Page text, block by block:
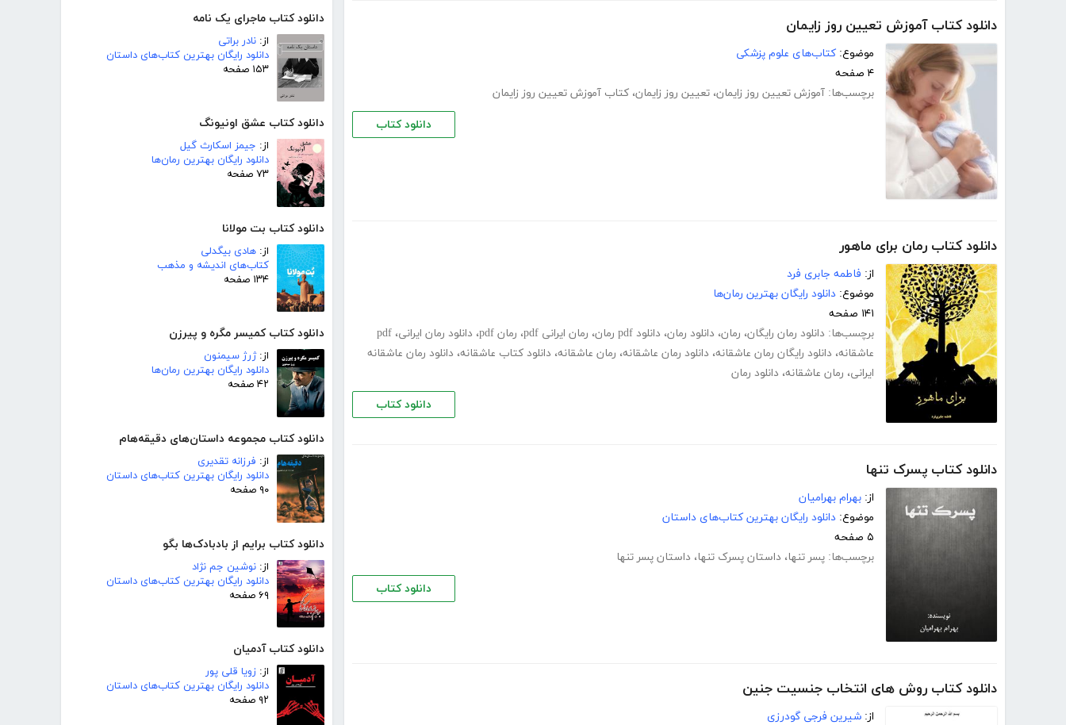
دانلود کتاب ماجرای یک نامه
از: نادر براتی
دانلود رایگان بهترین کتاب‌های داستان
۱۵۳ صفحه
دانلود کتاب عشق اونیونگ
از: جیمز اسکارث گیل
دانلود رایگان بهترین رمان‌ها
۷۳ صفحه
دانلود کتاب بت مولانا
از: هادی بیگدلی
کتاب‌های اندیشه و مذهب
۱۳۴ صفحه
دانلود کتاب کمیسر مگره و پیرزن
از:ژرژ سیمنون
دانلود رایگان بهترین رمان‌ها
۴۲ صفحه
دانلود کتاب مجموعه داستان‌های دقیقه‌هام
از: فرزانه تقدیری
دانلود رایگان بهترین کتاب‌های داستان
۹۰ صفحه
دانلود کتاب برایم از بادبادک‌ها بگو
از: نوشین جم نژاد
دانلود رایگان بهترین کتاب‌های داستان
۶۹ صفحه
دانلود کتاب آدمیان
از: زویا قلی پور
دانلود رایگان بهترین کتاب‌های داستان
۹۲ صفحه
دانلود کتاب آموزش تعیین روز زایمان
موضوع: کتاب‌های علوم پزشکی
۴ صفحه
برچسب‌ها: آموزش تعیین روز زایمان، تعیین روز زایمان، کتاب آموزش تعیین روز زایمان
دانلود کتاب
دانلود کتاب رمان برای ماهور
از: فاطمه جابری فرد
موضوع: دانلود رایگان بهترین رمان‌ها
۱۴۱ صفحه
برچسب‌ها: دانلود رمان رایگان، رمان، دانلود رمان، دانلود pdf رمان ، رمان ایرانی pdf ، رمان pdf ، دانلود رمان ایرانی، pdf
عاشقانه، دانلود رایگان رمان عاشقانه، دانلود رمان عاشقانه، رمان عاشقانه، دانلود کتاب عاشقانه، دانلود رمان عاشقانه
ایرانی، رمان عاشقانه، دانلود رمان
دانلود کتاب
دانلود کتاب پسرک تنها
از: بهرام بهرامیان
موضوع: دانلود رایگان بهترین کتاب‌های داستان
۵ صفحه
برچسب‌ها: پسر تنها، داستان پسرک تنها، داستان پسر تنها
دانلود کتاب
دانلود کتاب روش های انتخاب جنسیت جنین
از: شیرین فرجی گودرزی